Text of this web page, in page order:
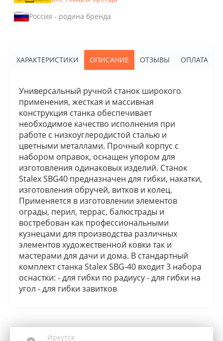
Россия - родина бренда
ХАРАКТЕРИСТИКИ ОПИСАНИЕ ОТЗЫВЫ ОПЛАТА
Универсальный ручной станок широкого
применения, жесткая и массивная
конструкция станка обеспечивает
необходимое качество исполнения при
работе с низкоуглеродистой сталью и
цветными металлами. Прочный корпус с
набором оправок, оснащен упором для
изготовления одинаковых изделий. Станок
Stalex SBG40 предназначен для гибки, накатки,
изготовления обручей, витков и колец.
Применяется в изготовлении элементов
ограды, перил, террас, балюстрады и
востребован как профессиональными
кузнецами для производства различных
элементов художественной ковки так и
мастерами для дачи и дома. В стандартный
комплект станка Stalex SBG-40 входит 3 набора
оснастки: - для гибки по радиусу - для гибки на
угол - для гибки завитков
Иркутск